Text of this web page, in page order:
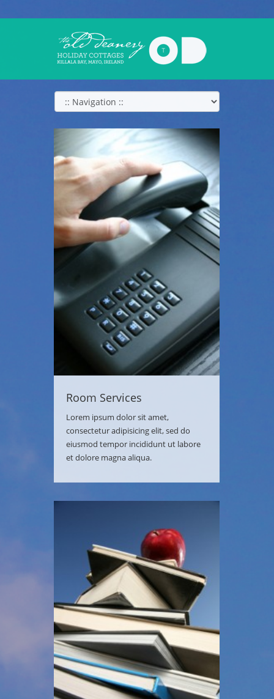
Room Services
Lorem ipsum dolor sit amet,
consectetur adipisicing elit, sed do
eiusmod tempor incididunt ut labore
et dolore magna aliqua.